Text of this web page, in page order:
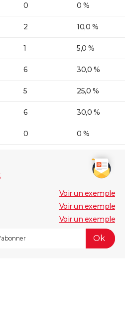
0 0 %
2 10,0 %
1 5,0 %
6 30,0 %
5 25,0 %
6 30,0 %
0 0 %
Voir un exemple
Voir un exemple
Voir un exemple